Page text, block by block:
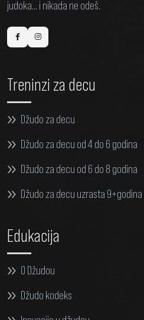
judoka... i nikada ne odeš.
Treninzi za decu
Džudo za decu
Džudo za decu od 4 do 6 godina
Džudo za decu od 6 do 8 godina
Džudo za decu uzrasta 9+godina
Edukacija
O Džudou
Džudo kodeks